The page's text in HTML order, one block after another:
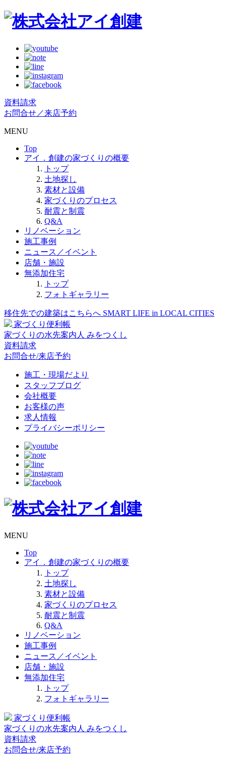
資料請求
お問合せ／来店予約
MENU
Top
アイ．創建の家づくりの概要
トップ
土地探し
素材と設備
家づくりのプロセス
耐震と制震
Q&A
リノベーション
施工事例
ニュース／イベント
店舗・施設
無添加住宅
トップ
フォトギャラリー
移住先での建築はこちらへ SMART LIFE in LOCAL CITIES
家づくり便利帳
家づくりの水先案内人 みをつくし
資料請求
お問合せ/来店予約
施工・現場だより
スタッフブログ
会社概要
お客様の声
求人情報
プライバシーポリシー
MENU
Top
アイ．創建の家づくりの概要
トップ
土地探し
素材と設備
家づくりのプロセス
耐震と制震
Q&A
リノベーション
施工事例
ニュース／イベント
店舗・施設
無添加住宅
トップ
フォトギャラリー
家づくり便利帳
家づくりの水先案内人 みをつくし
資料請求
お問合せ/来店予約